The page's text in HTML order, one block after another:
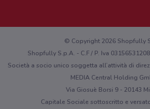
Viale Europa 34 Montecchio
540 m
Viale Europa, 34 Montecchio
547 m
Hai un malfunzionamento sul web o sull'app?
© Copyright 2026 Shopfully
Shopfully S.p.A. - C.F / P. Iva
Società a socio unico soggetta all’attività di
MEDIA Central Holding
Via Giosuè Borsi 9 - 20143
Capitale Sociale sottoscritto e